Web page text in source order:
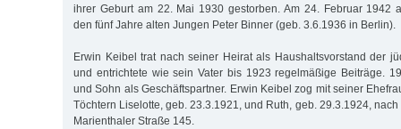
ihrer Geburt am 22. Mai 1930 gestorben. Am 24. Februar 1942
den fünf Jahre alten Jungen Peter Binner (geb. 3.6.1936 in Berlin).
Erwin Keibel trat nach seiner Heirat als Haushaltsvorstand der
und entrichtete wie sein Vater bis 1923 regelmäßige Beiträge.
und Sohn als Geschäftspartner. Erwin Keibel zog mit seiner
Töchtern Liselotte, geb. 23.3.1921, und Ruth, geb. 29.3.1924,
Marienthaler Straße 145.